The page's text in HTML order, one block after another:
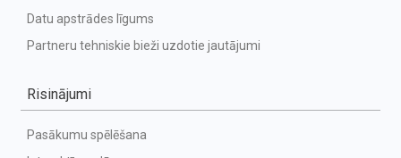
Datu apstrādes līgums
Partneru tehniskie bieži uzdotie jautājumi
Risinājumi
Pasākumu spēlēšana